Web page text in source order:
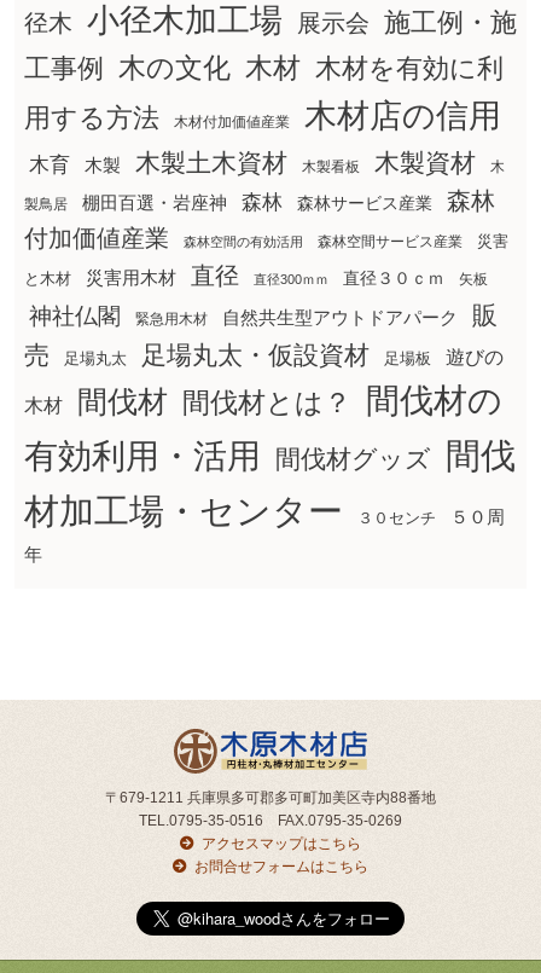
径木 小径木加工場 展示会 施工例・施
工事例
木の文化 木材 木材を有効に利
用する方法
木材付加価値産業 木材店の信用
木育 木製 木製土木資材 木製看板 木製資材 木
製鳥居 棚田百選・岩座神 森林 森林サービス産業
森林
付加価値産業
森林空間の有効活用 森林空間サービス産業 災害
と木材 災害用木材 直径 直径300ｍｍ 直径３０ｃｍ 矢板
神社仏閣 緊急用木材 自然共生型アウトドアパーク
販
売
足場丸太 足場丸太・仮設資材 足場板 遊びの
木材 間伐材 間伐材とは？
間伐材の
有効利用・活用
間伐材グッズ
間伐
材加工場・センター
３０センチ
５０周
年
〒679-1211 兵庫県多可郡多可町加美区寺内88番地
TEL.0795-35-0516 FAX.0795-35-0269
アクセスマップはこちら
お問合せフォームはこちら